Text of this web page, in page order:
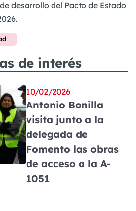
desarrollo del Pacto de Estado
de interés
10/02/2026
Antonio Bonilla
visita junto a la
delegada de
Fomento las obras
de acceso a la A-
1051